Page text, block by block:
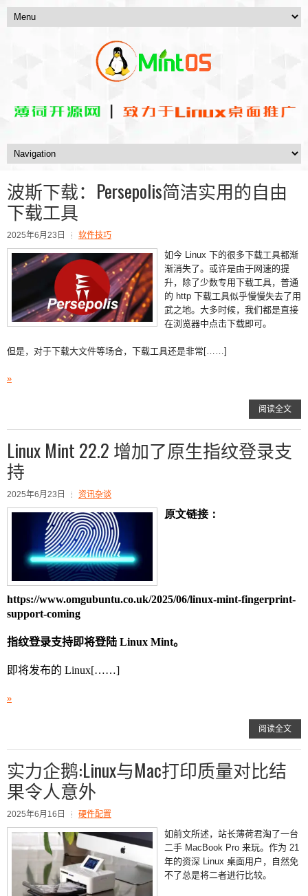
波斯下载：Persepolis简洁实用的自由
下载工具
2025年6月23日 软件技巧
如今 Linux 下的很多下载工具都渐
渐消失了。或许是由于网速的提
升，除了少数专用下载工具，普通
的 http 下载工具似乎慢慢失去了用
武之地。大多时候，我们都是直接
在浏览器中点击下载即可。
但是，对于下载大文件等场合，下载工具还是非常[……]
»
阅读全文
Linux Mint 22.2 增加了原生指纹登录支
持
2025年6月23日 资讯杂谈
原文链接：
https://www.omgubuntu.co.uk/2025/06/linux-mint-fingerprint-
support-coming
指纹登录支持即将登陆 Linux Mint。
即将发布的 Linux[……]
»
阅读全文
实力企鹅:Linux与Mac打印质量对比结
果令人意外
2025年6月16日 硬件配置
如前文所述，站长薄荷君淘了一台
二手 MacBook Pro 来玩。作为 21
年的资深 Linux 桌面用户，自然免
不了总是将二者进行比较。